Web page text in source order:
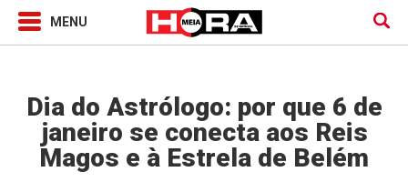
Dia do Astrólogo: por que 6 de
janeiro se conecta aos Reis
Magos e à Estrela de Belém